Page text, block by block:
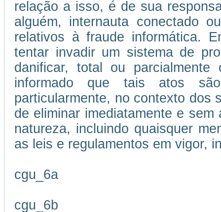
relação a isso, é de sua
alguém, internauta conectado
relativos à fraude informática.
tentar invadir um sistema de
danificar, total ou
informado que tais atos
particularmente, no contexto dos
de eliminar imediatamente e
natureza, incluindo quaisquer
as leis e regulamentos em vigor,
cgu_6a
cgu_6b